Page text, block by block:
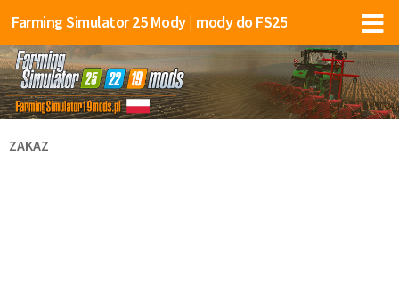
Farming Simulator 25 Mody | mody do FS25
ZAKAZ